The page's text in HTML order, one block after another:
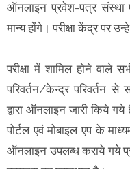
ऑनलाइन प्रवेश-पत्र संस्था
मान्य होंगे। परीक्षा केंद्र पर
परीक्षा में शामिल होने वाले
परिवर्तन/केन्द्र परिवर्तन से
द्वारा ऑनलाइन जारी किये
पोर्टल एवं मोबाइल एप के
ऑनलाइन उपलब्ध कराये गये